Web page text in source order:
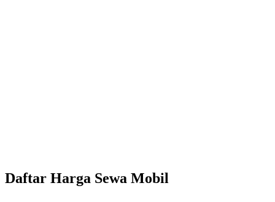
Daftar Harga Sewa Mobil